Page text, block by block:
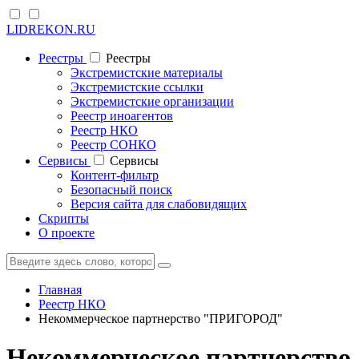
LIDREKON.RU
Реестры
Реестры
Экстремистские материалы
Экстремистские ссылки
Экстремистские организации
Реестр иноагентов
Реестр НКО
Реестр СОНКО
Cервисы
Cервисы
Контент-фильтр
Безопасный поиск
Версия сайта для слабовидящих
Скрипты
О проекте
Главная
Реестр НКО
Некоммерческое партнерство "ПРИГОРОД"